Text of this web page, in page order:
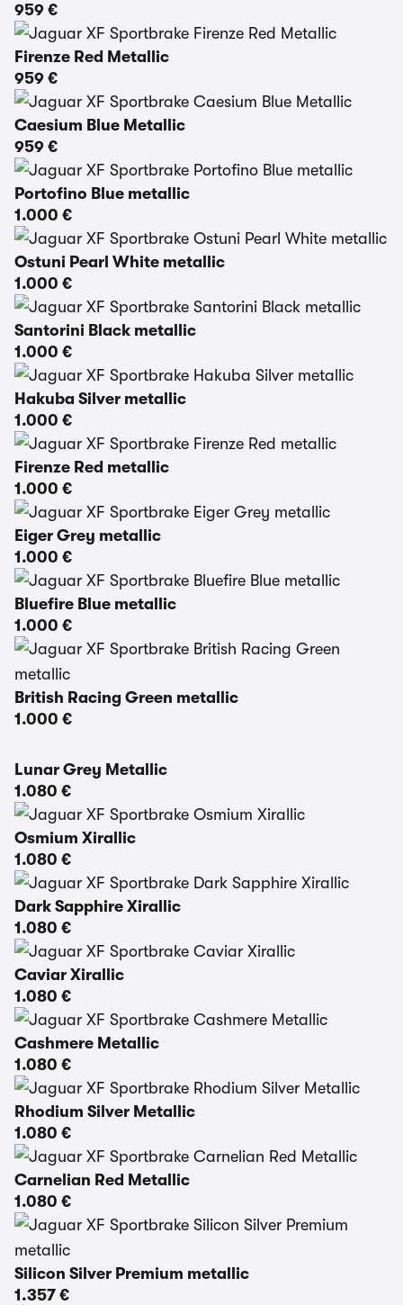
959 €
Firenze Red Metallic
959 €
Caesium Blue Metallic
959 €
Portofino Blue metallic
1.000 €
Ostuni Pearl White metallic
1.000 €
Santorini Black metallic
1.000 €
Hakuba Silver metallic
1.000 €
Firenze Red metallic
1.000 €
Eiger Grey metallic
1.000 €
Bluefire Blue metallic
1.000 €
British Racing Green metallic
1.000 €
Lunar Grey Metallic
1.080 €
Osmium Xirallic
1.080 €
Dark Sapphire Xirallic
1.080 €
Caviar Xirallic
1.080 €
Cashmere Metallic
1.080 €
Rhodium Silver Metallic
1.080 €
Carnelian Red Metallic
1.080 €
Silicon Silver Premium metallic
1.357 €